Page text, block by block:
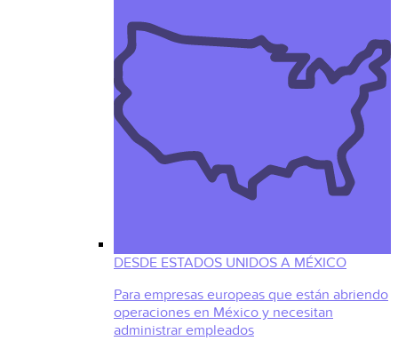
DESDE ESTADOS UNIDOS A MÉXICO
Para empresas europeas que están abriendo
operaciones en México y necesitan
administrar empleados